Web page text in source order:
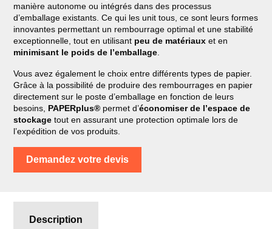
manière autonome ou intégrés dans des processus
d’emballage existants. Ce qui les unit tous, ce sont leurs formes
innovantes permettant un rembourrage optimal et une stabilité
exceptionnelle, tout en utilisant peu de matériaux et en
minimisant le poids de l’emballage
Vous avez également le choix entre différents types de papier.
Grâce à la possibilité de produire des rembourrages en papier
directement sur le poste d’emballage en fonction de leurs
besoins, PAPERplus® permet d’économiser de l’espace de
stockage tout en assurant une protection optimale lors de
l’expédition de vos produits.
Demandez votre devis
Description